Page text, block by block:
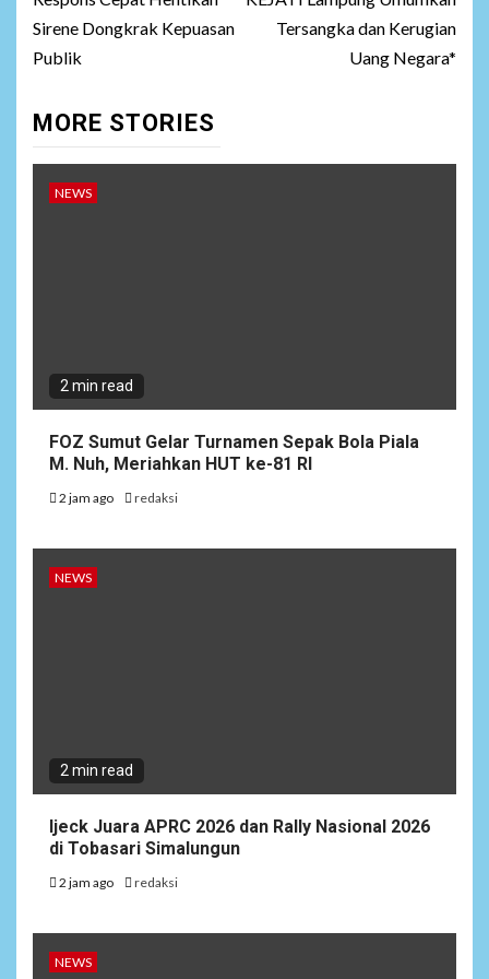
Sirene Dongkrak Kepuasan
Publik
Tersangka dan Kerugian
Uang Negara*
MORE STORIES
NEWS
2 min read
FOZ Sumut Gelar Turnamen Sepak Bola Piala
M. Nuh, Meriahkan HUT ke-81 RI
2 jam ago redaksi
NEWS
2 min read
Ijeck Juara APRC 2026 dan Rally Nasional 2026
di Tobasari Simalungun
2 jam ago redaksi
NEWS